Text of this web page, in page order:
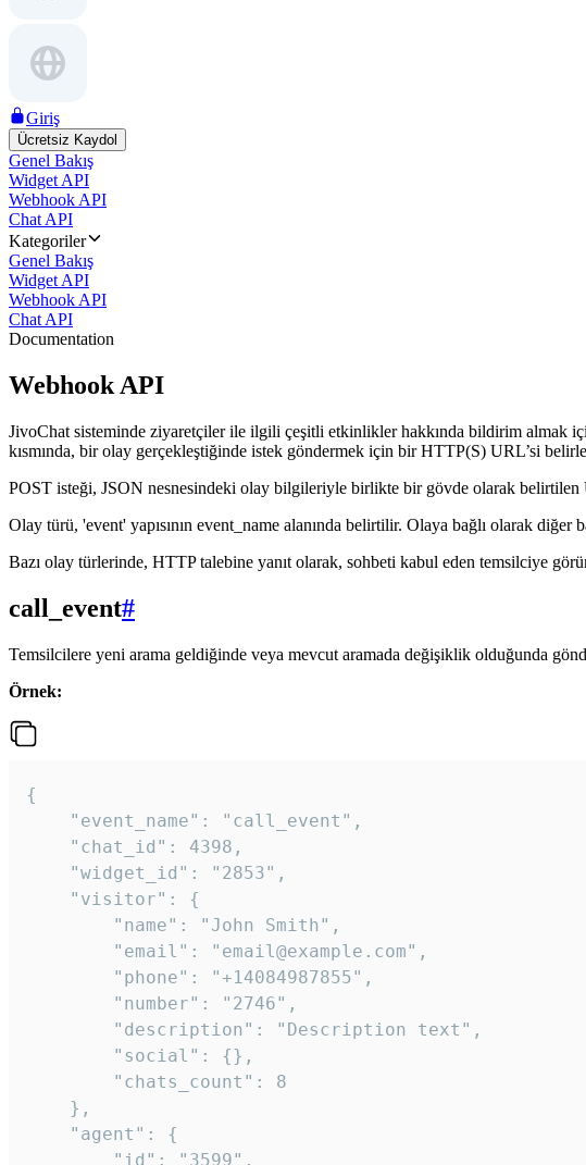
Giriş
Ücretsiz Kaydol
Genel Bakış
Widget API
Webhook API
Chat API
Kategoriler
Genel Bakış
Widget API
Webhook API
Chat API
Documentation
Webhook API
JivoChat sisteminde ziyaretçiler ile ilgili çeşitli etkinlikler hakkında bildirim almak
kısmında, bir olay gerçekleştiğinde istek göndermek için bir HTTP(S) URL’si
POST isteği, JSON nesnesindeki olay bilgileriyle birlikte bir gövde olarak belirtilen
Olay türü, 'event' yapısının event_name alanında belirtilir. Olaya bağlı olarak diğer
Bazı olay türlerinde, HTTP talebine yanıt olarak, sohbeti kabul eden temsilciye
call_event#
Temsilcilere yeni arama geldiğinde veya mevcut aramada değişiklik olduğunda
Örnek:
{
    "event_name": "call_event",
    "chat_id": 4398,
    "widget_id": "2853",
    "visitor": {
        "name": "John Smith",
        "email": "email@example.com",
        "phone": "+14084987855",
        "number": "2746",
        "description": "Description text",
        "social": {},
        "chats_count": 8
    },
    "agent": {
        "id": "3599",